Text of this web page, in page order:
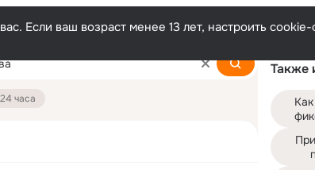
Если ваш возраст менее 13 лет, настроить
Также
часа